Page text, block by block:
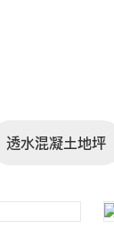
透水混凝土地坪